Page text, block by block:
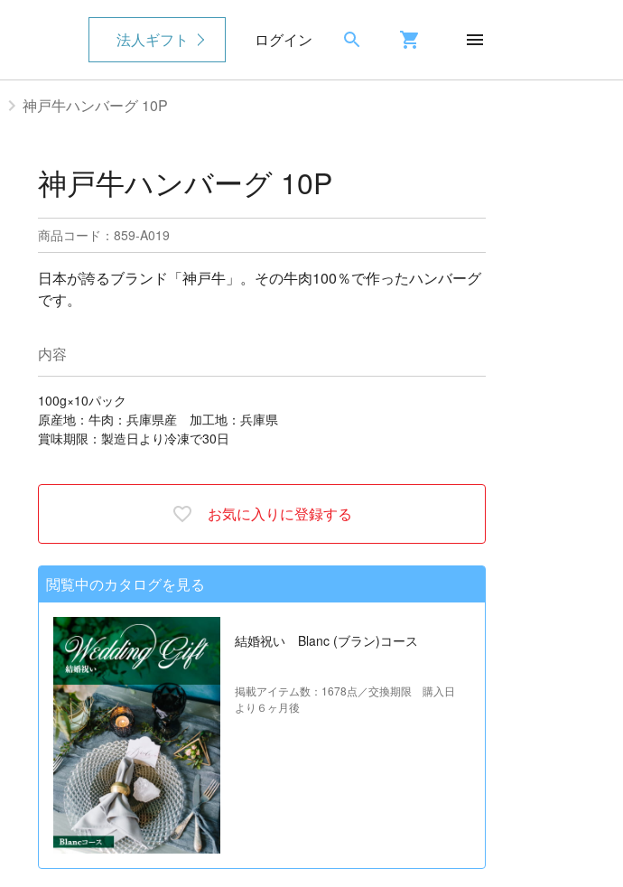
法人ギフト ログイン
神戸牛ハンバーグ 10P
神戸牛ハンバーグ 10P
商品コード：859-A019
日本が誇るブランド「神戸牛」。その牛肉100％で作ったハンバーグ
です。
内容
100g×10パック
原産地：牛肉：兵庫県産 加工地：兵庫県
賞味期限：製造日より冷凍で30日
お気に入りに登録する
閲覧中のカタログを見る
結婚祝い Blanc (ブラン)コース
掲載アイテム数：1678点／交換期限 購入日
より６ヶ月後